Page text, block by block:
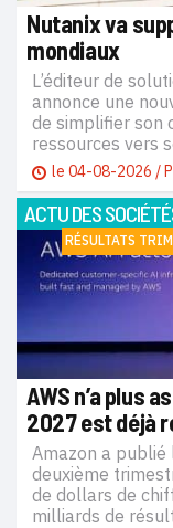
Nutanix va
mondiaux
L’éditeur de
annonce une
de simplifier son
ressources vers
le 04-08-2026 /
ACTU DES
RÉSULTATS
AWS n’a plus
2027 est déjà
Amazon a
deuxième
de dollars de
milliards de